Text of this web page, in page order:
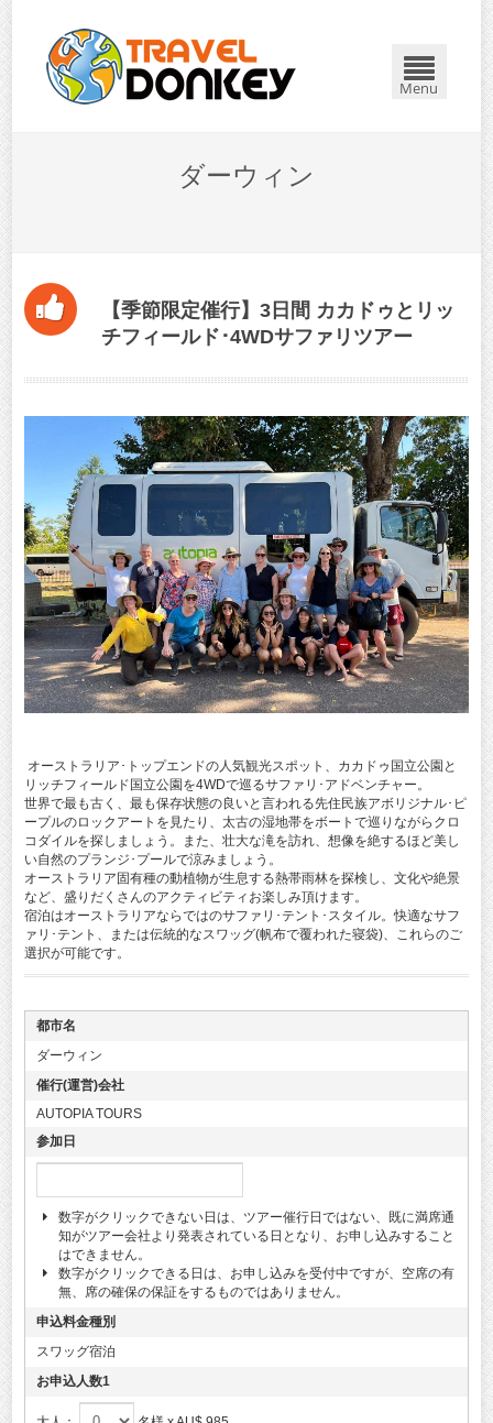
Menu
ダーウィン
【季節限定催行】3日間 カカドゥとリッ
チフィールド･4WDサファリツアー
オーストラリア･トップエンドの人気観光スポット、カカドゥ国立公園と
リッチフィールド国立公園を4WDで巡るサファリ･アドベンチャー。
世界で最も古く、最も保存状態の良いと言われる先住民族アボリジナル･ピ
ープルのロックアートを見たり、太古の湿地帯をボートで巡りながらクロ
コダイルを探しましょう。また、壮大な滝を訪れ、想像を絶するほど美し
い自然のプランジ･プールで涼みましょう。
オーストラリア固有種の動植物が生息する熱帯雨林を探検し、文化や絶景
など、盛りだくさんのアクティビティお楽しみ頂けます。
宿泊はオーストラリアならではのサファリ･テント･スタイル。快適なサフ
ァリ･テント、または伝統的なスワッグ(帆布で覆われた寝袋)、これらのご
選択が可能です。
都市名
ダーウィン
催行(運営)会社
AUTOPIA TOURS
参加日
数字がクリックできない日は、ツアー催行日ではない、既に満席通
知がツアー会社より発表されている日となり、お申し込みすること
はできません。
数字がクリックできる日は、お申し込みを受付中ですが、空席の有
無、席の確保の保証をするものではありません。
申込料金種別
スワッグ宿泊
お申込人数1